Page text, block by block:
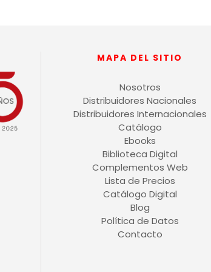
MAPA DEL SITIO
Nosotros
Distribuidores Nacionales
Distribuidores Internacionales
Catálogo
Ebooks
Biblioteca Digital
Complementos Web
Lista de Precios
Catálogo Digital
Blog
Política de Datos
Contacto